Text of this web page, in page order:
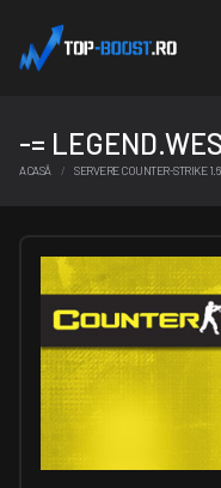
ACASĂ SERVERE COUNTER-STRIKE 1.6